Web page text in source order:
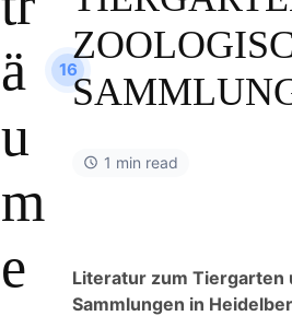
ä
u
m
e
16
1 min read
Literatur zum Tiergarten
Sammlungen in